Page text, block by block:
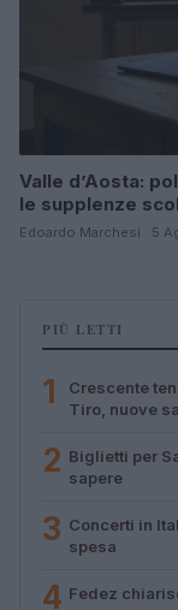
Valle d’Aosta:
le supplenze
Edoardo Marchesi · 5
PIÙ LETTI
1
Crescente
Tiro, nuove
2 Biglietti per
sapere
3 Concerti in
spesa
4 Fedez